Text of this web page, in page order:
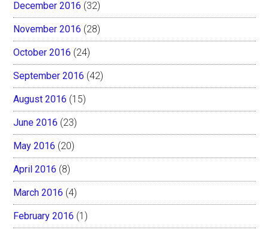
December 2016 (32)
November 2016 (28)
October 2016 (24)
September 2016 (42)
August 2016 (15)
June 2016 (23)
May 2016 (20)
April 2016 (8)
March 2016 (4)
February 2016 (1)